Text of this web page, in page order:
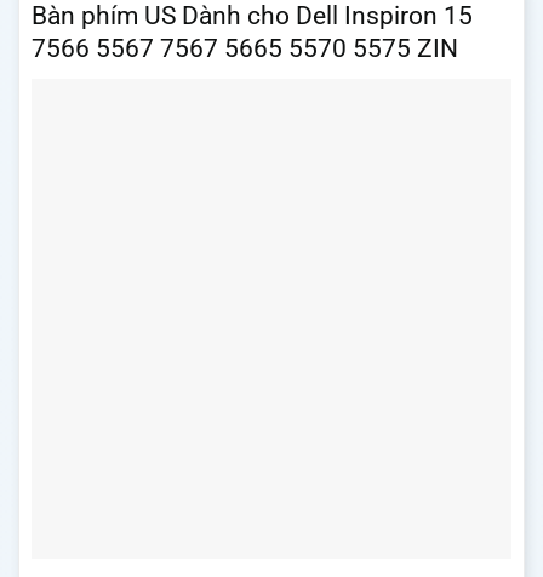
Bàn phím US Dành cho Dell Inspiron 15
7566 5567 7567 5665 5570 5575 ZIN